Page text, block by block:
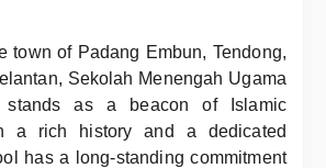
town of Padang Embun, Tendong,
Sekolah Menengah Ugama
stands as a beacon of Islamic
a rich history and a dedicated
has a long-standing commitment